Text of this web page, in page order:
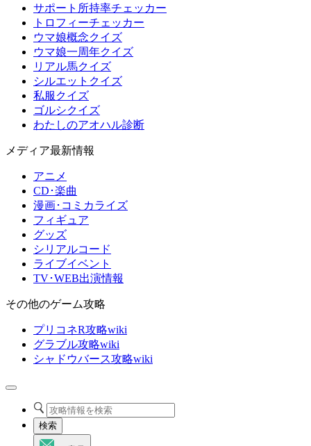
サポート所持率チェッカー
トロフィーチェッカー
ウマ娘概念クイズ
ウマ娘一周年クイズ
リアル馬クイズ
シルエットクイズ
私服クイズ
ゴルシクイズ
わたしのアオハル診断
メディア最新情報
アニメ
CD･楽曲
漫画･コミカライズ
フィギュア
グッズ
シリアルコード
ライブイベント
TV･WEB出演情報
その他のゲーム攻略
プリコネR攻略wiki
グラブル攻略wiki
シャドウバース攻略wiki
検索